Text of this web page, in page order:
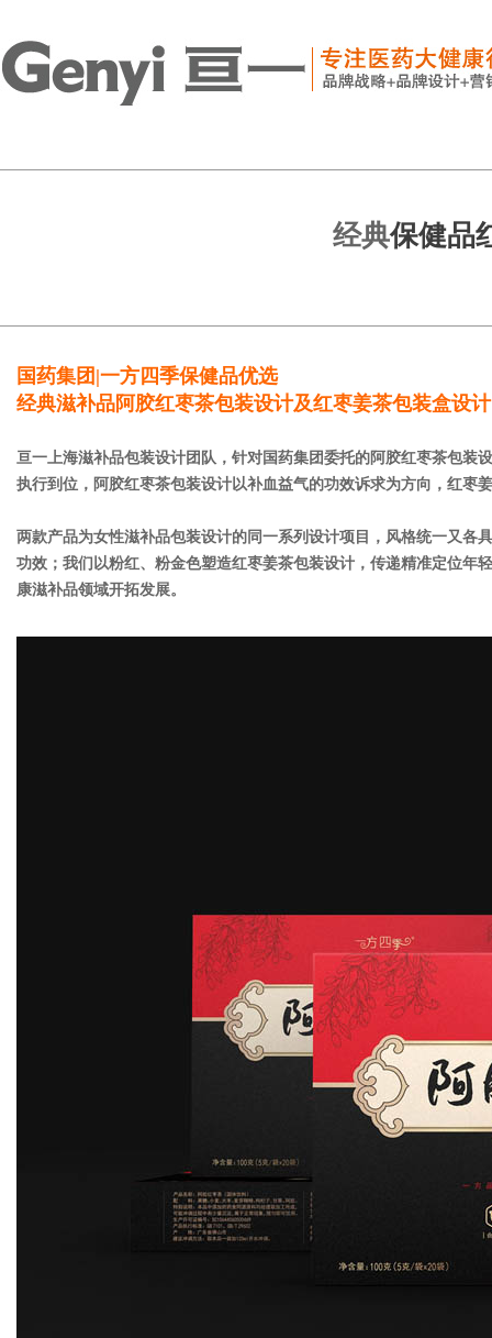
经典保健品
国药集团|一方四季保健品优选
经典滋补品阿胶红枣茶包装设计及红枣姜茶包装盒设计
亘一上海滋补品包装设计团队，针对国药集团委托的阿胶红枣茶包装
执行到位，阿胶红枣茶包装设计以补血益气的功效诉求为方向，红枣
两款产品为女性滋补品包装设计的同一系列设计项目，风格统一又各
功效；我们以粉红、粉金色塑造红枣姜茶包装设计，传递精准定位年
康滋补品领域开拓发展。